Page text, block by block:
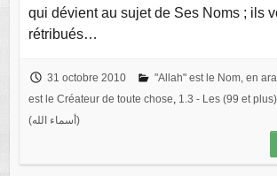
qui dévient au sujet de Ses Noms ; ils
rétribués…
31 octobre 2010
"Allah" est le Nom, en
est le Créateur de toute chose 1.3 - Les (99 et
(أسماء الله)